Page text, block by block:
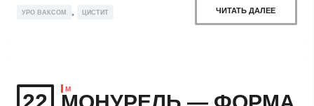
УРО ВАКСОМ ЦИСТИТ ЧИТАТЬ ДАЛЕЕ
М